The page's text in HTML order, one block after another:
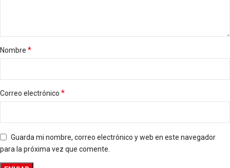
Nombre *
Correo electrónico *
Guarda mi nombre, correo electrónico y web en este navegador
para la próxima vez que comente.